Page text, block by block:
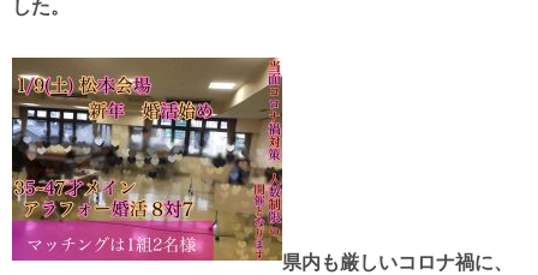
した。
県内も厳しいコロナ禍に、